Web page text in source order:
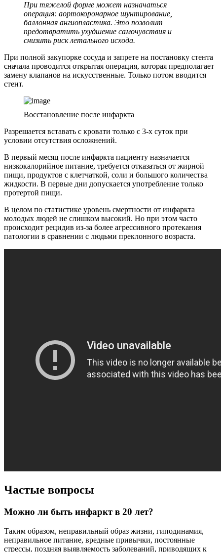
При тяжелой форме может назначаться
операция: аортокоронарное шунтирование,
баллонная ангиопластика. Это позволит
предотвратить ухудшение самочувствия и
снизить риск летального исхода.
При полной закупорке сосуда и запрете на постановку стента
сначала проводится открытая операция, которая предполагает
замену клапанов на искусственные. Только потом вводится
стент.
Восстановление после инфаркта
Разрешается вставать с кровати только с 3-х суток при
условии отсутствия осложнений.
В первый месяц после инфаркта пациенту назначается
низкокалорийное питание, требуется отказаться от жирной
пищи, продуктов с клетчаткой, соли и большого количества
жидкости. В первые дни допускается употребление только
протертой пищи.
В целом по статистике уровень смертности от инфаркта
молодых людей не слишком высокий. Но при этом часто
происходит рецидив из-за более агрессивного протекания
патологии в сравнении с людьми преклонного возраста.
Частые вопросы
Можно ли быть инфаркт в 20 лет?
Таким образом, неправильный образ жизни, гиподинамия,
неправильное питание, вредные привычки, постоянные
стрессы, поздняя выявляемость заболеваний, приводящих к